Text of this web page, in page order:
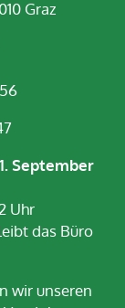
Graz
September
Uhr
das Büro
wir unseren